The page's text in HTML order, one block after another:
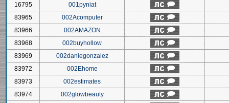
16795
001pyniat
83965
002Acomputer
83966
002AMAZON
83968
002buyhollow
83969
002daniegonzalez
83972
002Ehome
83973
002estimates
83974
002glowbeauty